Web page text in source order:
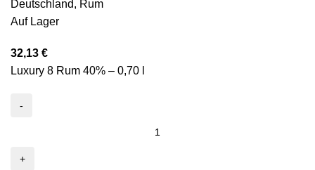
Deutschland, Rum
Auf Lager
32,13 €
Luxury 8 Rum 40% – 0,70 l